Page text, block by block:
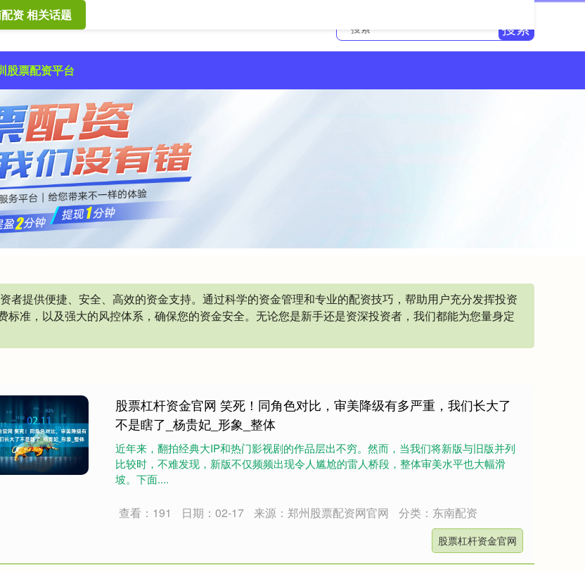
搜索
股票配资平台
者提供便捷、安全、高效的资金支持。通过科学的资金管理和专业的配资技巧，帮助用户充分发挥投资
准，以及强大的风控体系，确保您的资金安全。无论您是新手还是资深投资者，我们都能为您量身定
资 相关话题
股票杠杆资金官网 笑死！同角色对比，审美降级有多严重，我们长大了
不是瞎了_杨贵妃_形象_整体
近年来，翻拍经典大IP和热门影视剧的作品层出不穷。然而，当我们将新版与旧版并列
比较时，不难发现，新版不仅频频出现令人尴尬的雷人桥段，整体审美水平也大幅滑
坡。下面....
查看：191 日期：02-17 来源：郑州股票配资网官网 分类：东南配资
股票杠杆资金官网